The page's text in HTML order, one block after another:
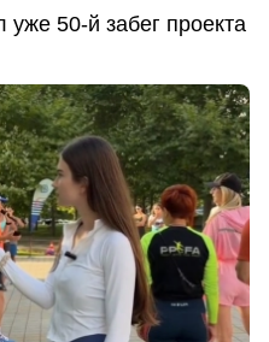
50-й забег проекта